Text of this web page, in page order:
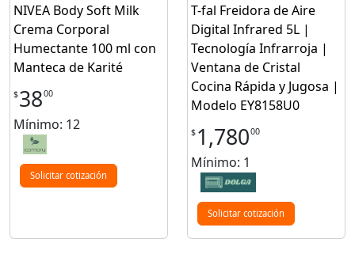
NIVEA Body Soft Milk
Crema Corporal
Humectante 100 ml con
Manteca de Karité
$3800
Mínimo: 12
Solicitar cotización
T-fal Freidora de Aire
Digital Infrared 5L |
Tecnología Infrarroja |
Ventana de Cristal
Cocina Rápida y Jugosa |
Modelo EY8158U0
$ 1,78000
Mínimo: 1
Solicitar cotización